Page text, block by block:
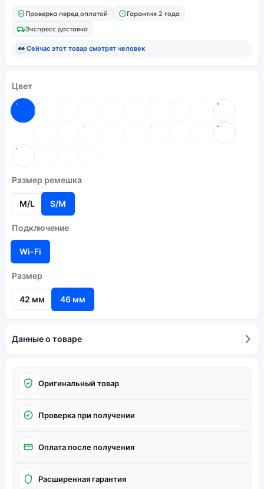
Проверка перед оплатой
Гарантия 2 года
Экспресс доставка
👀 Сейчас этот товар смотрят человек
Цвет
Размер ремешка
M/L S/M
Подключение
Wi-Fi
Размер
42 мм 46 мм
Данные о товаре
Оригинальный товар
Проверка при получении
Оплата после получения
Расширенная гарантия